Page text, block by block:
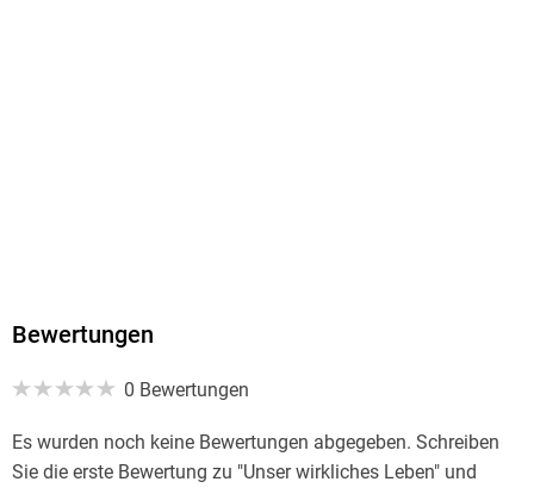
9788728094662
Bewertungen
0 Bewertungen
Es wurden noch keine Bewertungen abgegeben. Schreiben
Sie die erste Bewertung zu "Unser wirkliches Leben" und